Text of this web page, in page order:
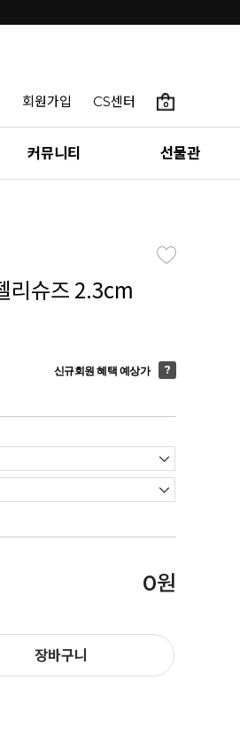
회원가입 CS센터 0
커뮤니티 선물관
리슈즈 2.3cm
신규회원 혜택 예상가
0원
장바구니